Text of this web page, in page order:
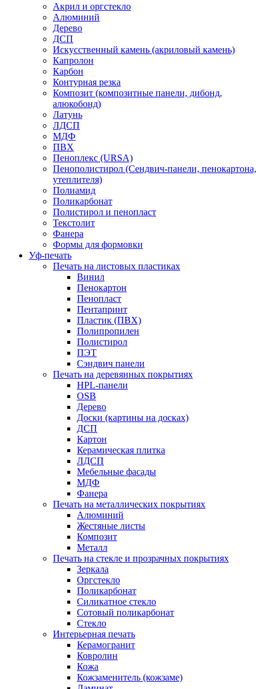
Акрил и оргстекло
Алюминий
Дерево
ДСП
Искусственный камень (акриловый камень)
Капролон
Карбон
Контурная резка
Композит (композитные панели, дибонд,
алюкобонд)
Латунь
ЛДСП
МДФ
ПВХ
Пеноплекс (URSA)
Пенополистирол (Сендвич-панели, пенокартона,
утеплителя)
Полиамид
Поликарбонат
Полистирол и пенопласт
Текстолит
Фанера
Формы для формовки
Уф-печать
Печать на листовых пластиках
Винил
Пенокартон
Пенопласт
Пентапринт
Пластик (ПВХ)
Полипропилен
Полистирол
ПЭТ
Сэндвич панели
Печать на деревянных покрытиях
HPL-панели
OSB
Дерево
Доски (картины на досках)
ДСП
Картон
Керамическая плитка
ЛДСП
Мебельные фасады
МДФ
Фанера
Печать на металлических покрытиях
Алюминий
Жестяные листы
Композит
Металл
Печать на стекле и прозрачных покрытиях
Зеркала
Оргстекло
Поликарбонат
Силикатное стекло
Сотовый поликарбонат
Стекло
Интерьерная печать
Керамогранит
Ковролин
Кожа
Кожзаменитель (кожзаме)